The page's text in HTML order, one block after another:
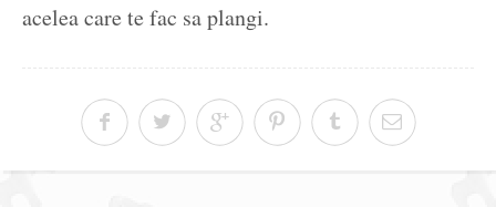
acelea care te fac sa plangi.